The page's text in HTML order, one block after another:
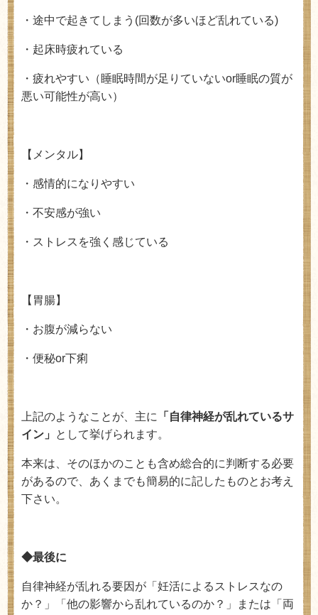
・途中で起きてしまう (回数が多いほど乱れている)
・起床時疲れている
・疲れやすい（睡眠時間が足りていないor睡眠の質が
悪い可能性が高い）
【メンタル】
・感情的になりやすい
・不安感が強い
・ストレスを強く感じている
【胃腸】
・お腹が減らない
・便秘or下痢
上記のようなことが、主に
「自律神経が乱れているサ
イン」
として挙げられます。
本来は、そのほかのことも含め総合的に判断する必要
があるので、あくまでも簡易的に記したものとお考え
下さい。
◆最後に
自律神経が乱れる要因が「妊活によるストレスなの
か？」「他の影響から乱れているのか？」または「両